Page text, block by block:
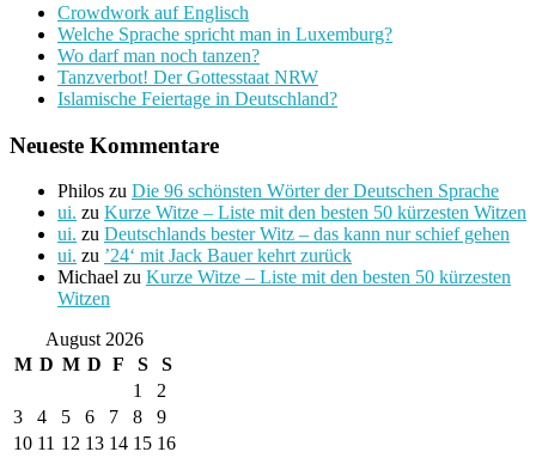
Crowdwork auf Englisch
Welche Sprache spricht man in Luxemburg?
Wo darf man noch tanzen?
Tanzverbot! Der Gottesstaat NRW
Islamische Feiertage in Deutschland?
Neueste Kommentare
Philos zu Die 96 schönsten Wörter der Deutschen Sprache
ui. zu Kurze Witze – Liste mit den besten 50 kürzesten Witzen
ui. zu Deutschlands bester Witz – das kann nur schief gehen
ui. zu ’24‘ mit Jack Bauer kehrt zurück
Michael zu Kurze Witze – Liste mit den besten 50 kürzesten
Witzen
August 2026
M D M D F S
S
1
2
3
4 5 6 7 8
9
10 11 12 13 14 15 16